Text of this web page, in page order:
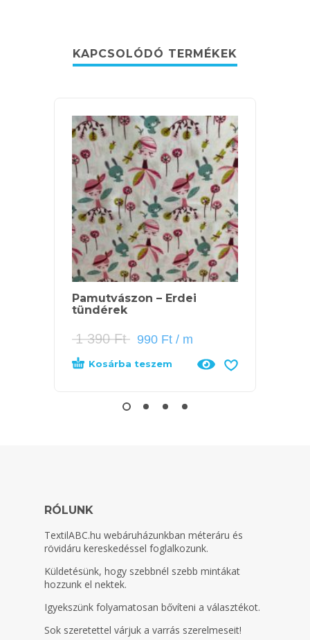
KAPCSOLÓDÓ TERMÉKEK
Pamutvászon – Erdei
tündérek
1 390Ft 990 Ft / m
Kosárba teszem
RÓLUNK
TextilABC.hu webáruházunkban méteráru és
rövidáru kereskedéssel foglalkozunk.
Küldetésünk, hogy szebbnél szebb mintákat
hozzunk el nektek.
Igyekszünk folyamatosan bővíteni a választékot.
Sok szeretettel várjuk a varrás szerelmeseit!